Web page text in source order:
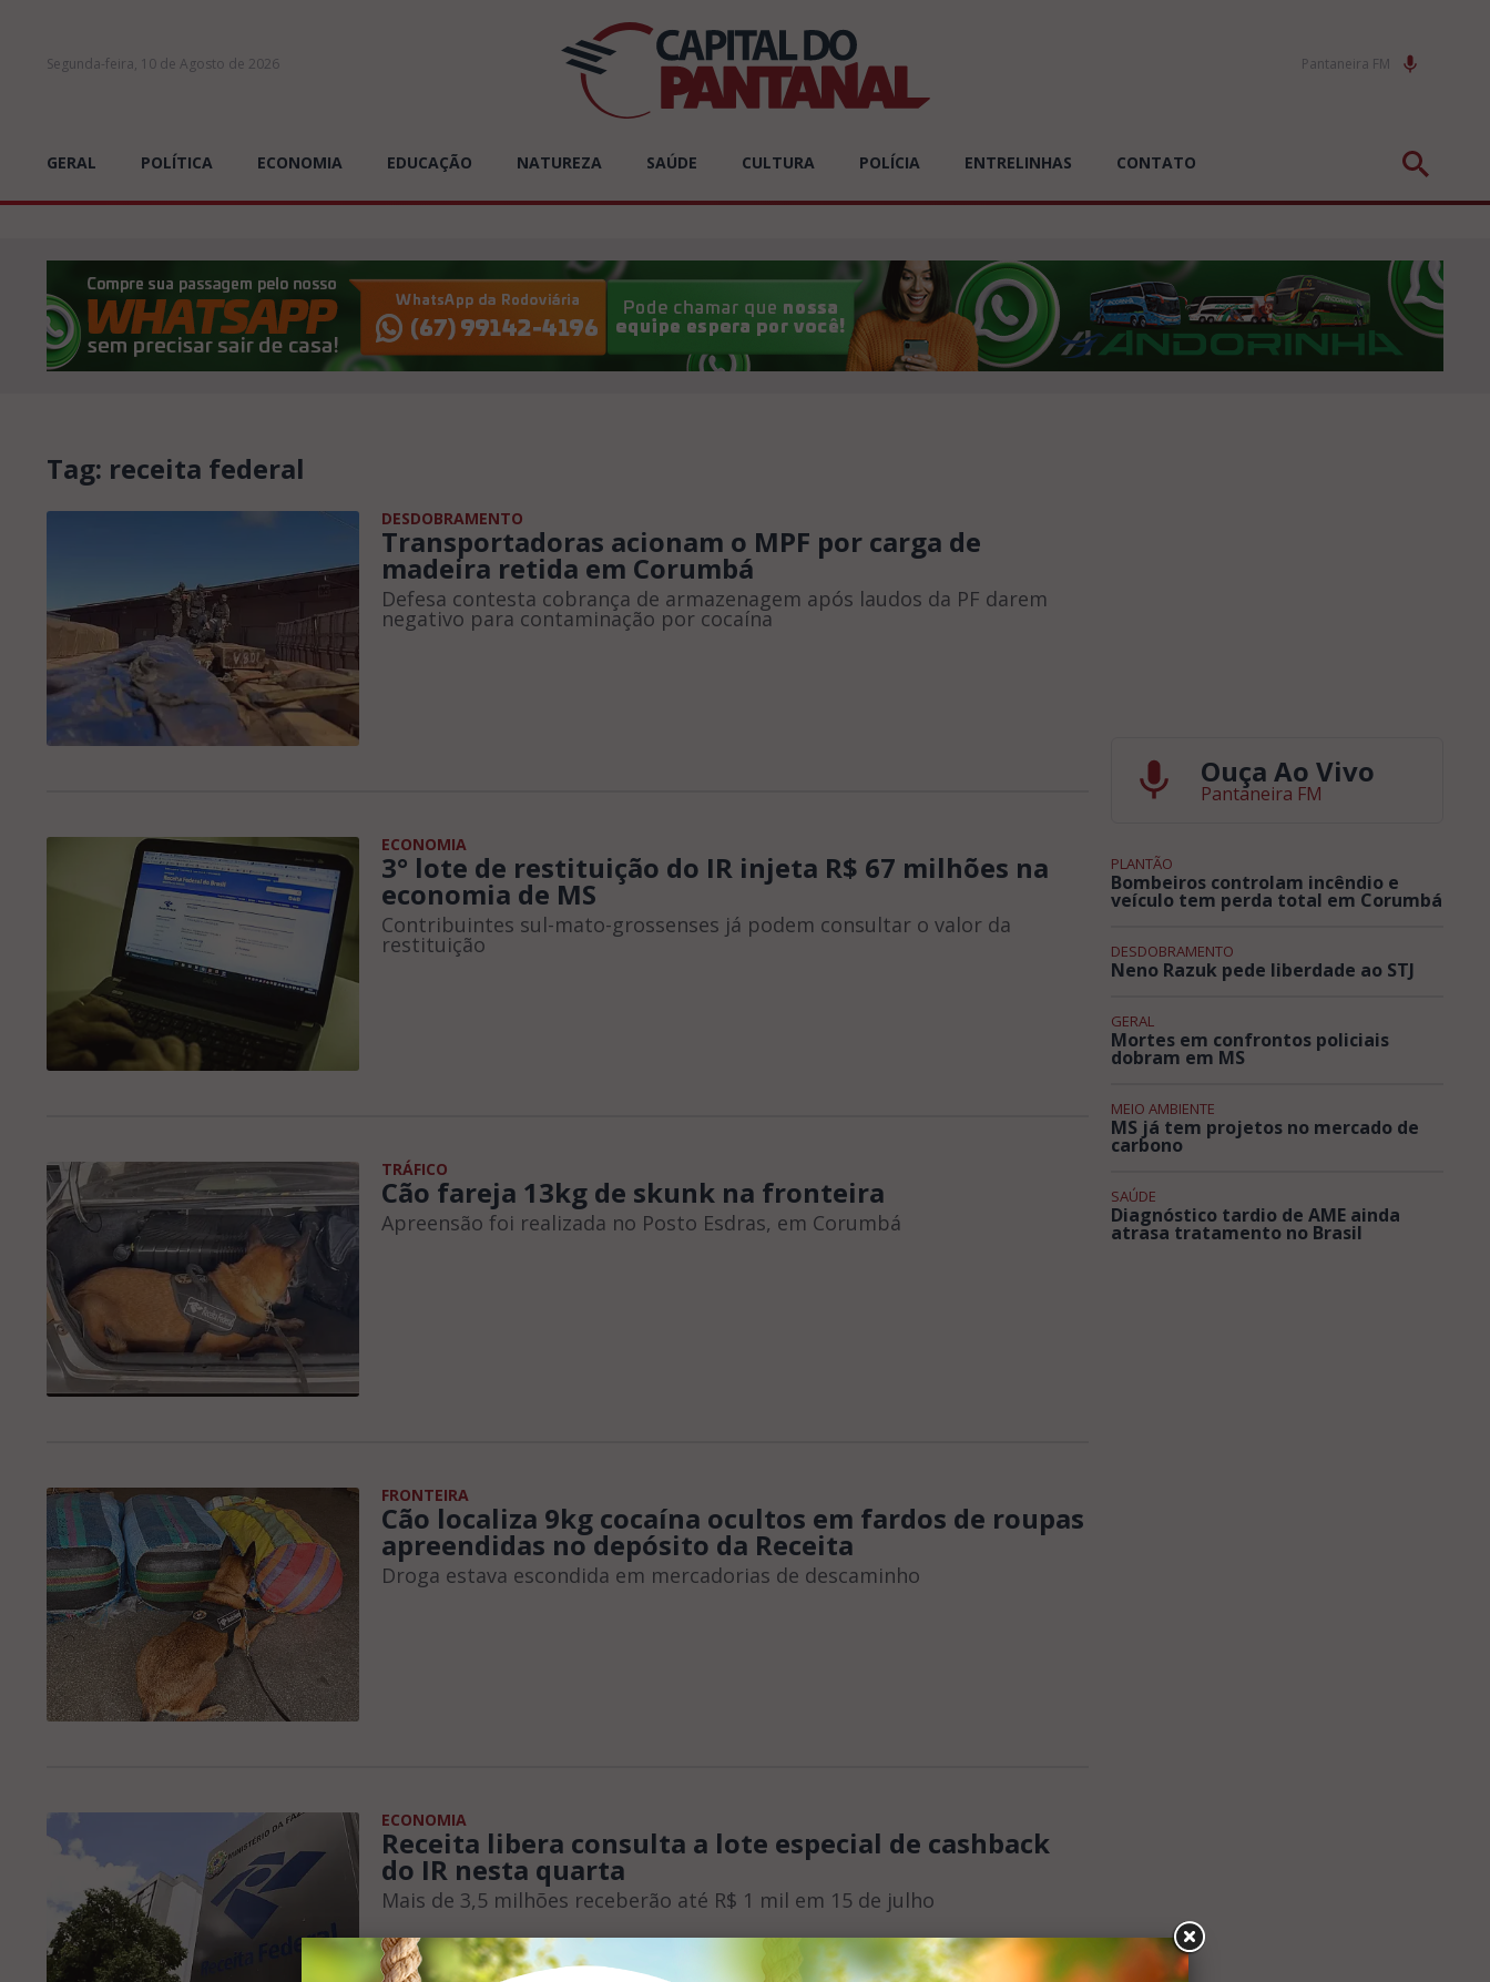
Segunda-feira, 10 de Agosto de 2026 Pantaneira FM
GERAL POLÍTICA ECONOMIA EDUCAÇÃO NATUREZA SAÚDE CULTURA POLÍCIA ENTRELINHAS CONTATO
Tag: receita federal
DESDOBRAMENTO
Transportadoras acionam o MPF por carga de
madeira retida em Corumbá
Defesa contesta cobrança de armazenagem após laudos da PF darem
negativo para contaminação por cocaína
ECONOMIA
3° lote de restituição do IR injeta R$ 67 milhões na
economia de MS
Contribuintes sul-mato-grossenses já podem consultar o valor da
restituição
TRÁFICO
Cão fareja 13kg de skunk na fronteira
Apreensão foi realizada no Posto Esdras, em Corumbá
FRONTEIRA
Cão localiza 9kg cocaína ocultos em fardos de roupas
apreendidas no depósito da Receita
Droga estava escondida em mercadorias de descaminho
ECONOMIA
Receita libera consulta a lote especial de cashback
do IR nesta quarta
Mais de 3,5 milhões receberão até R$ 1 mil em 15 de julho
Ouça Ao Vivo
Pantaneira FM
PLANTÃO
Bombeiros controlam incêndio e
veículo tem perda total em Corumbá
DESDOBRAMENTO
Neno Razuk pede liberdade ao STJ
GERAL
Mortes em confrontos policiais
dobram em MS
MEIO AMBIENTE
MS já tem projetos no mercado de
carbono
SAÚDE
Diagnóstico tardio de AME ainda
atrasa tratamento no Brasil